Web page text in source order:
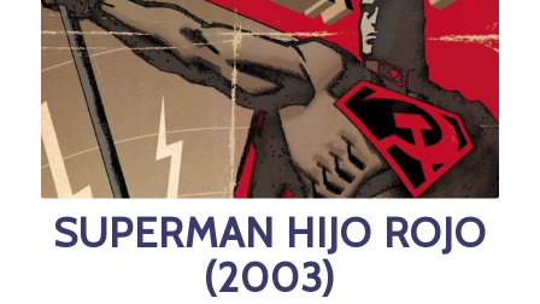
SUPERMAN HIJO ROJO
(2003)